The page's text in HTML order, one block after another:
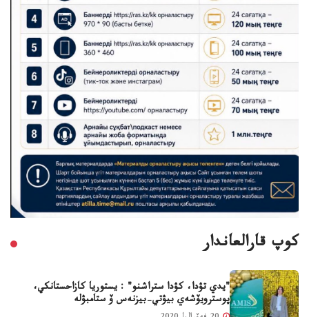
كوپ قارالعاندار
"يدي تۋدا، كۋدا ستراشنو" : يستوريا كازاحستانكي،
پوسترويۆشەي بيۋتي-بيزنەس ۆ ستامبۋلە